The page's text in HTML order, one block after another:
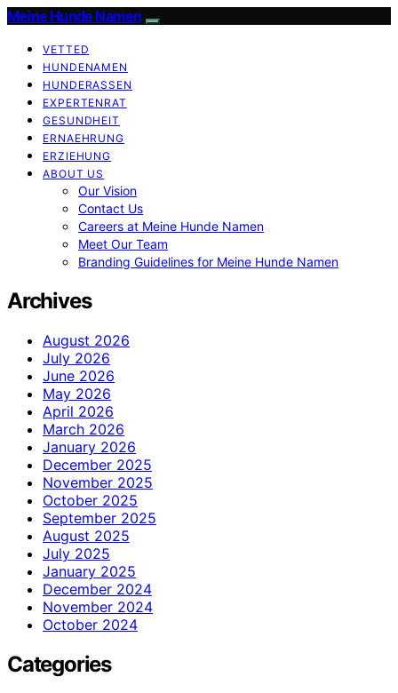
Meine Hunde Namen
VETTED
HUNDENAMEN
HUNDERASSEN
EXPERTENRAT
GESUNDHEIT
ERNAEHRUNG
ERZIEHUNG
ABOUT US
Our Vision
Contact Us
Careers at Meine Hunde Namen
Meet Our Team
Branding Guidelines for Meine Hunde Namen
Archives
August 2026
July 2026
June 2026
May 2026
April 2026
March 2026
January 2026
December 2025
November 2025
October 2025
September 2025
August 2025
July 2025
January 2025
December 2024
November 2024
October 2024
Categories